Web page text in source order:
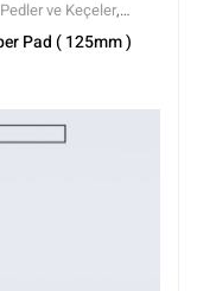
Pedler ve Keçeler,
,Setler,Setler,Tüm
Pad ( 125mm )